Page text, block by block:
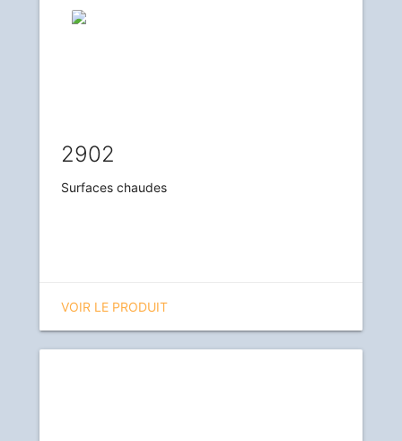
2902
Surfaces chaudes
VOIR LE PRODUIT